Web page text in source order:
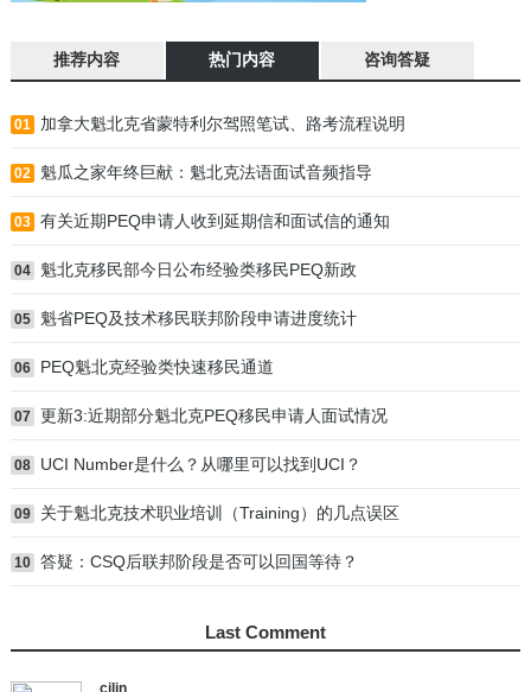
推荐内容 热门内容 咨询答疑
01 加拿大魁北克省蒙特利尔驾照笔试、路考流程说明
02 魁瓜之家年终巨献：魁北克法语面试音频指导
03 有关近期PEQ申请人收到延期信和面试信的通知
04 魁北克移民部今日公布经验类移民PEQ新政
05 魁省PEQ及技术移民联邦阶段申请进度统计
06 PEQ魁北克经验类快速移民通道
07 更新3:近期部分魁北克PEQ移民申请人面试情况
08 UCI Number是什么？从哪里可以找到UCI？
09 关于魁北克技术职业培训（Training）的几点误区
10 答疑：CSQ后联邦阶段是否可以回国等待？
Last Comment
cilin